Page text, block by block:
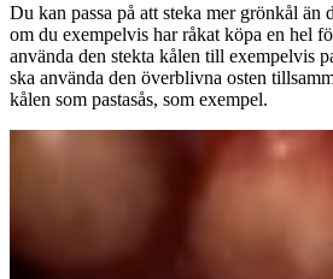
Du kan passa på att steka mer grönkål än
om du exempelvis har råkat köpa en hel
använda den stekta kålen till exempelvis
ska använda den överblivna osten
kålen som pastasås, som exempel.